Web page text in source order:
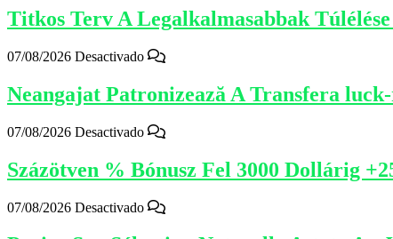
Titkos Terv A Legalkalmasabbak
07/08/2026 Desactivado
Neangajat Patronizează A Transfera
07/08/2026 Desactivado
Százötven % Bónusz Fel 3000 Dollárig
07/08/2026 Desactivado